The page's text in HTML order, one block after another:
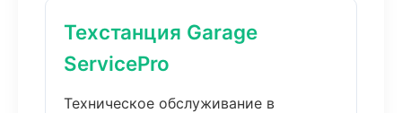
Техстанция Garage
ServicePro
Техническое обслуживание в